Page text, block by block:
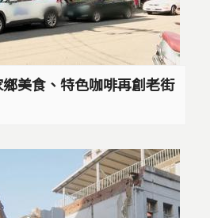
美食、特色咖啡再創老街